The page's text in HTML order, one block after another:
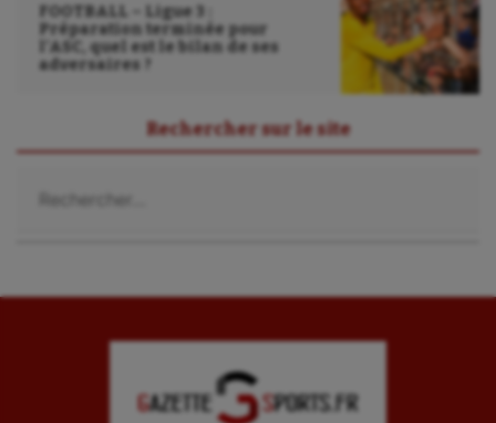
FOOTBALL – Ligue 3 :
Préparation terminée pour
l’ASC, quel est le bilan de ses
adversaires ?
Rechercher sur le site